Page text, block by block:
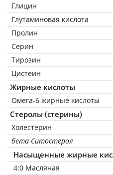
Глицин
Глутаминовая кислота
Пролин
Серин
Тирозин
Цистеин
Жирные кислоты
Омега-6 жирные кислоты
Стеролы (стерины)
Холестерин
бета Ситостерол
Насыщенные жирные
4:0 Масляная